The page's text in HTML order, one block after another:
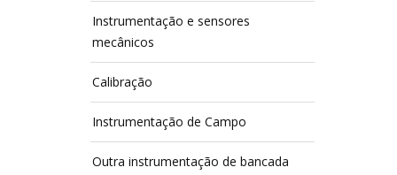
Instrumentação e sensores
mecânicos
Calibração
Instrumentação de Campo
Outra instrumentação de bancada